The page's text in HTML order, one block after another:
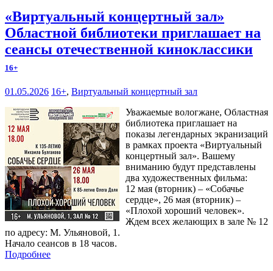
«Виртуальный концертный зал»
Областной библиотеки приглашает на
сеансы отечественной киноклассики
16+
01.05.2026 16+, Виртуальный концертный зал
Уважаемые вологжане, Областная
библиотека приглашает на
показы легендарных экранизаций
в рамках проекта «Виртуальный
концертный зал». Вашему
вниманию будут представлены
два художественных фильма:
12 мая (вторник) – «Собачье
сердце», 26 мая (вторник) –
«Плохой хороший человек».
Ждем всех желающих в зале № 12
по адресу: М. Ульяновой, 1.
Начало сеансов в 18 часов.
Подробнее